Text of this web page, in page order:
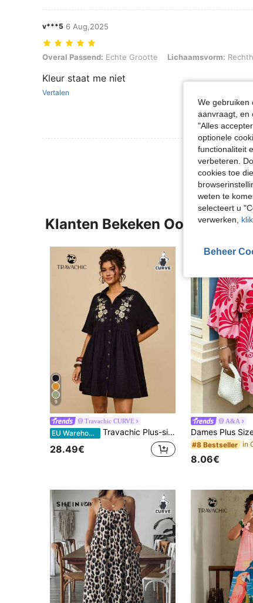
v***5 6 Aug,2025
Overal Passend: Echte Grootte, Lichaamsvorm: Rechthoek,
Overal Passend: Echte Grootte Lichaamsvorm:
Kleur staat me niet
Vertalen
Meer
Klanten Bekeken Ook
9
Travachic CURVE
EU Warehouse Travachic Plus-size casual katoenen bloemen geborduurd zwart overhemdkraag vleermuismouwen patchwork jurk
28.49€
A&A
#8 Bestseller
8.06€
We gebruiken
aanvraagt, en
"Alles
optionele
functionaliteit
verbeteren.
cookies toe
weten te
selecteert u
verwerken,
Beheer